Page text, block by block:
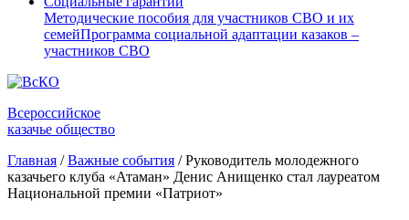
Методические пособия для участников СВО и их
семейПрограмма социальной адаптации казаков –
участников СВО
Всероссийское
казачье общество
Главная / Важные события / Руководитель молодежного
казачьего клуба «Атаман» Денис Анищенко стал лауреатом
Национальной премии «Патриот»